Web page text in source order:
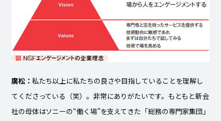
廣松： 私たち以上に私たちの良さや目指していることを理解し
てくださっている（笑）。非常にありがたいです。もともと新会
社の母体はソニーの“働く場”を支えてきた「総務の専門家集団」